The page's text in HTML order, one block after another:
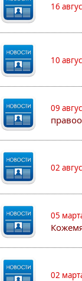
16
10
09
02
05
02